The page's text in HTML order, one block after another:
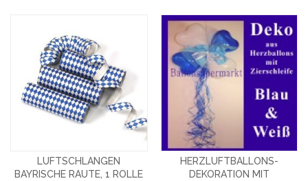
LUFTSCHLANGEN
BAYRISCHE RAUTE, 1 ROLLE
HERZLUFTBALLONS-
DEKORATION MIT